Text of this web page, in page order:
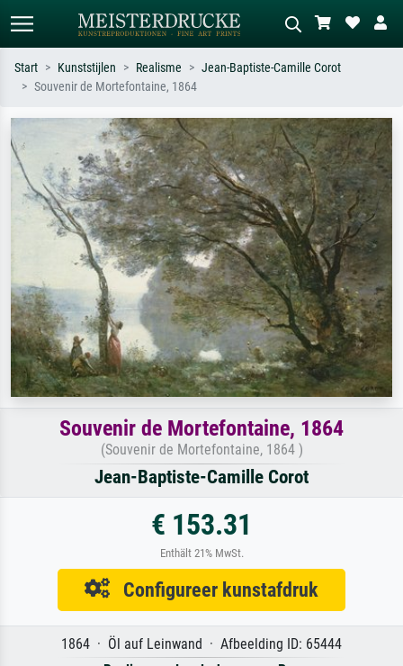
Zoek op kunstenaar, titel of stijl – bijv.
Monet, Sterrennacht, impressionisme,
Hokusai-golf, naakt.
Beschrijf de scène – bijv. groene
weide, abstract met veel rood, donker
olieverfschilderij, staand naakt naast
een boom.
Start Kunststijlen Realisme
Jean-Baptiste-Camille Corot
Souvenir de Mortefontaine, 1864
Souvenir de Mortefontaine, 1864
(Souvenir de Mortefontaine, 1864 )
Jean-Baptiste-Camille Corot
€ 153.31
Enthält 21% MwSt.
Configureer kunstafdruk
1864 · Öl auf Leinwand · Afbeelding ID: 65444